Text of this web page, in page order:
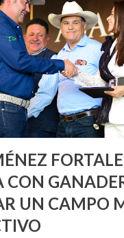
de pintura, para dar
F. Elizondo y la calle
pintura en 66 casas.
a Villas de Nuestra
Alameda y Decreto 27
Ojo de Agua, en
Hondo y en los edificios
UN CAMPO